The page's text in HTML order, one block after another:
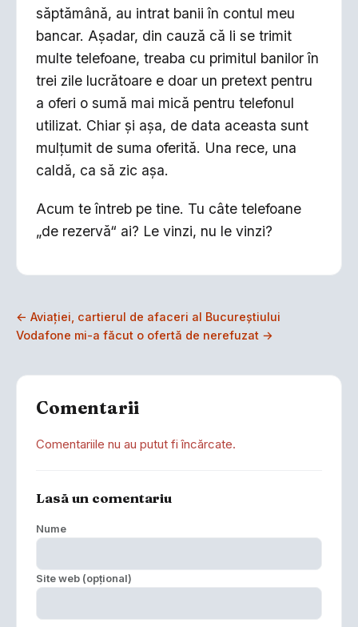
săptămână, au intrat banii în contul meu
bancar. Așadar, din cauză că li se trimit
multe telefoane, treaba cu primitul banilor în
trei zile lucrătoare e doar un pretext pentru
a oferi o sumă mai mică pentru telefonul
utilizat. Chiar și așa, de data aceasta sunt
mulțumit de suma oferită. Una rece, una
caldă, ca să zic așa.
Acum te întreb pe tine. Tu câte telefoane
„de rezervă“ ai? Le vinzi, nu le vinzi?
← Aviației, cartierul de afaceri al Bucureștiului
Vodafone mi-a făcut o ofertă de nerefuzat →
Comentarii
Comentariile nu au putut fi încărcate.
Lasă un comentariu
Nume
Site web (opțional)